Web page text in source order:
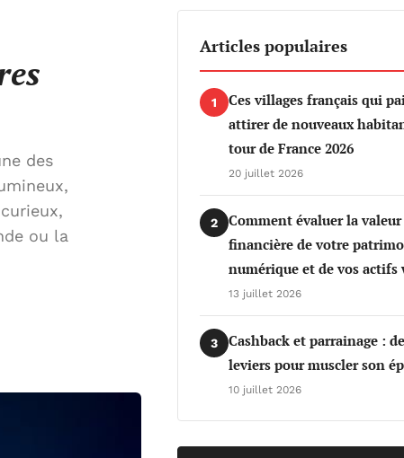
des
ou la
Articles populaires
1
Ces villages français qui
attirer de nouveaux
tour de France 2026
20 juillet 2026
2
Comment évaluer la valeur
financière de votre
numérique et de vos actifs
13 juillet 2026
3
Cashback et parrainage :
leviers pour muscler son
10 juillet 2026